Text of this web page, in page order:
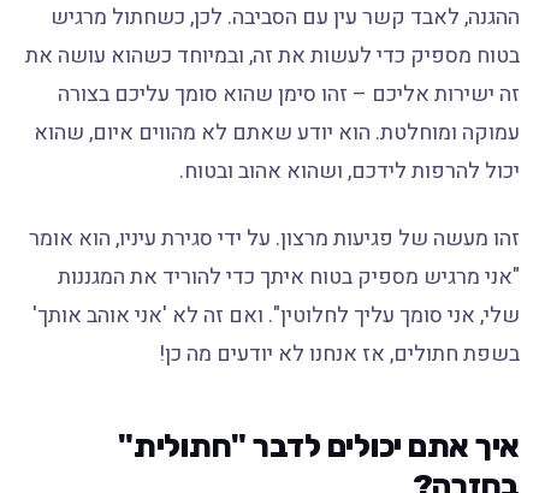
ההגנה, לאבד קשר עין עם הסביבה. לכן, כשחתול מרגיש
בטוח מספיק כדי לעשות את זה, ובמיוחד כשהוא עושה את
זה ישירות אליכם – זהו סימן שהוא סומך עליכם בצורה
עמוקה ומוחלטת. הוא יודע שאתם לא מהווים איום, שהוא
יכול להרפות לידכם, ושהוא אהוב ובטוח.
זהו מעשה של פגיעות מרצון. על ידי סגירת עיניו, הוא אומר
"אני מרגיש מספיק בטוח איתך כדי להוריד את המגננות
שלי, אני סומך עליך לחלוטין". ואם זה לא 'אני אוהב אותך'
בשפת חתולים, אז אנחנו לא יודעים מה כן!
איך אתם יכולים לדבר "חתולית"